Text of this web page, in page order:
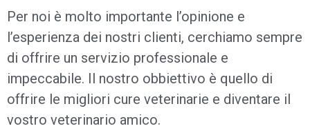
Per noi è molto importante l’opinione e
l’esperienza dei nostri clienti, cerchiamo sempre
di offrire un servizio professionale e
impeccabile. Il nostro obbiettivo è quello di
offrire le migliori cure veterinarie e diventare il
vostro veterinario amico.